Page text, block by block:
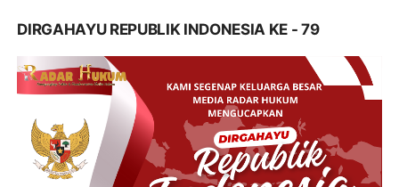
DIRGAHAYU REPUBLIK INDONESIA KE - 79